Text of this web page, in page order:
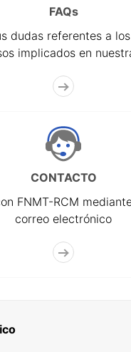
FAQs
dudas referentes a
implicados en
CONTACTO
FNMT-RCM
correo electrónico